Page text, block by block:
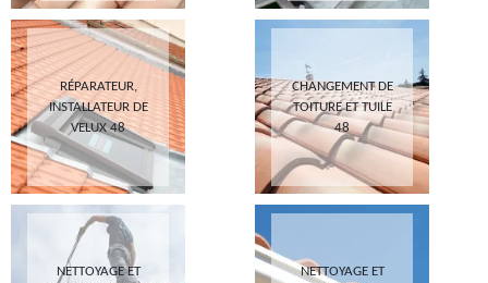
RÉPARATEUR,
INSTALLATEUR DE
VELUX 48
CHANGEMENT DE
TOITURE ET TUILE
48
NETTOYAGE ET
NETTOYAGE ET